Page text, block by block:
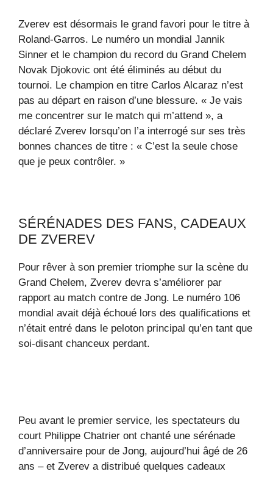
Zverev est désormais le grand favori pour le titre à
Roland-Garros. Le numéro un mondial Jannik
Sinner et le champion du record du Grand Chelem
Novak Djokovic ont été éliminés au début du
tournoi. Le champion en titre Carlos Alcaraz n’est
pas au départ en raison d’une blessure. « Je vais
me concentrer sur le match qui m’attend », a
déclaré Zverev lorsqu’on l’a interrogé sur ses très
bonnes chances de titre : « C’est la seule chose
que je peux contrôler. »
SÉRÉNADES DES FANS, CADEAUX
DE ZVEREV
Pour rêver à son premier triomphe sur la scène du
Grand Chelem, Zverev devra s’améliorer par
rapport au match contre de Jong. Le numéro 106
mondial avait déjà échoué lors des qualifications et
n’était entré dans le peloton principal qu’en tant que
soi-disant chanceux perdant.
Peu avant le premier service, les spectateurs du
court Philippe Chatrier ont chanté une sérénade
d’anniversaire pour de Jong, aujourd’hui âgé de 26
ans – et Zverev a distribué quelques cadeaux